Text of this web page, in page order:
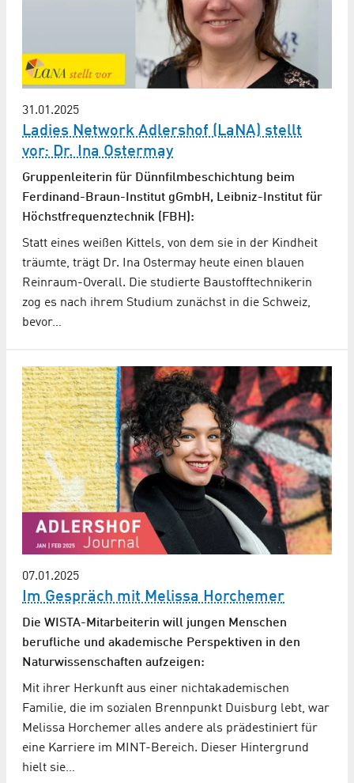
31.01.2025
Ladies Network Adlershof (LaNA) stellt
vor: Dr. Ina Ostermay
Gruppenleiterin für Dünnfilmbeschichtung beim
Ferdinand-Braun-Institut gGmbH, Leibniz-Institut für
Höchstfrequenztechnik (FBH):
Statt eines weißen Kittels, von dem sie in der Kindheit
träumte, trägt Dr. Ina Ostermay heute einen blauen
Reinraum-Overall. Die studierte Baustofftechnikerin
zog es nach ihrem Studium zunächst in die Schweiz,
bevor…
07.01.2025
Im Gespräch mit Melissa Horchemer
Die WISTA-Mitarbeiterin will jungen Menschen
berufliche und akademische Perspektiven in den
Naturwissenschaften aufzeigen:
Mit ihrer Herkunft aus einer nichtakademischen
Familie, die im sozialen Brennpunkt Duisburg lebt, war
Melissa Horchemer alles andere als prädestiniert für
eine Karriere im MINT-Bereich. Dieser Hintergrund
hielt sie…